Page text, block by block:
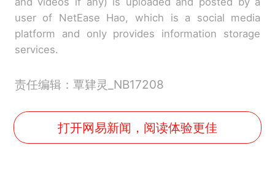
user of NetEase Hao, which is a social media
platform and only provides information storage
services.
责任编辑：覃肄灵_NB17208
打开网易新闻，阅读体验更佳